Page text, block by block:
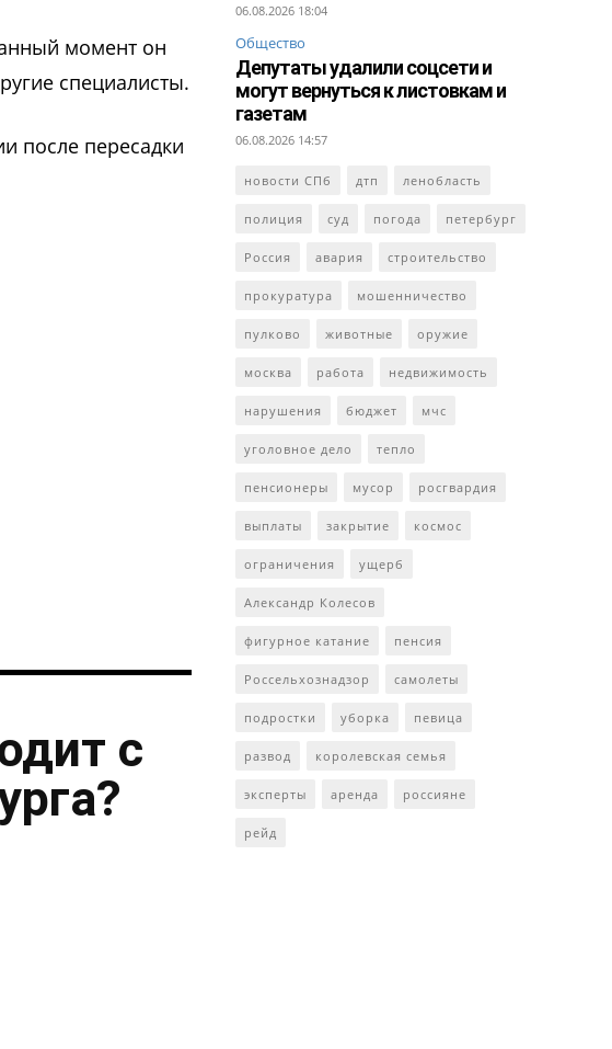
момент он
специалисты.
после пересадки
с
06.08.2026 18:04
Общество
Депутаты удалили соцсети и
могут вернуться к листовкам и
газетам
06.08.2026 14:57
новости СПб дтп ленобласть
полиция суд погода петербург
Россия авария строительство
прокуратура мошенничество
пулково животные оружие
москва работа недвижимость
нарушения бюджет мчс
уголовное дело тепло
пенсионеры мусор росгвардия
выплаты закрытие космос
ограничения ущерб
Александр Колесов
фигурное катание пенсия
Россельхознадзор самолеты
подростки уборка певица
развод королевская семья
эксперты аренда россияне
рейд